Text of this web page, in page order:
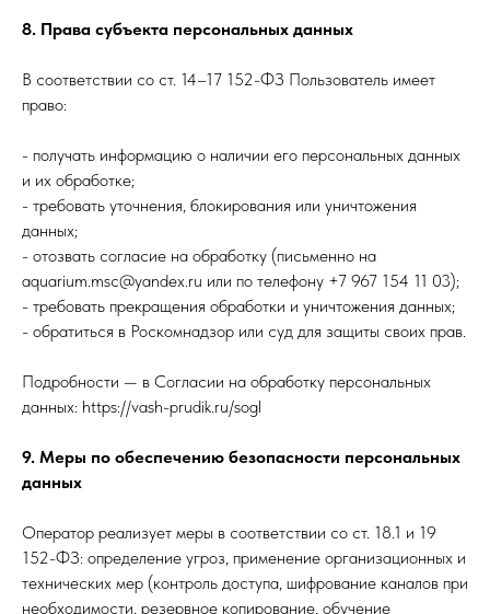
8. Права субъекта персональных данных
В соответствии со ст. 14–17 152-ФЗ Пользователь имеет
право:
- получать информацию о наличии его персональных данных
и их обработке;
- требовать уточнения, блокирования или уничтожения
данных;
- отозвать согласие на обработку (письменно на
aquarium.msc@yandex.ru или по телефону +7 967 154 11 03);
- требовать прекращения обработки и уничтожения данных;
- обратиться в Роскомнадзор или суд для защиты своих прав.
Подробности — в Согласии на обработку персональных
данных: https://vash-prudik.ru/sogl
9. Меры по обеспечению безопасности персональных
данных
Оператор реализует меры в соответствии со ст. 18.1 и 19
152-ФЗ: определение угроз, применение организационных и
технических мер (контроль доступа, шифрование каналов при
необходимости, резервное копирование, обучение